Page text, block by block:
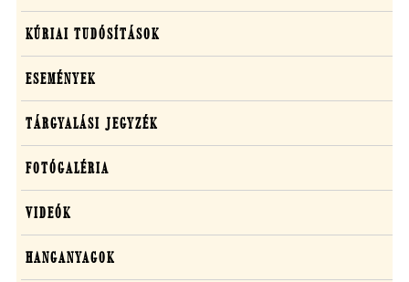
KÚRIAI TUDÓSÍTÁSOK
ESEMÉNYEK
TÁRGYALÁSI JEGYZÉK
FOTÓGALÉRIA
VIDEÓK
HANGANYAGOK